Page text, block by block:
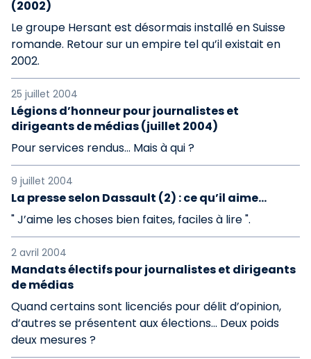
(2002)
Le groupe Hersant est désormais installé en Suisse
romande. Retour sur un empire tel qu’il existait en
2002.
25 juillet 2004
Légions d’honneur pour journalistes et
dirigeants de médias (juillet 2004)
Pour services rendus... Mais à qui ?
9 juillet 2004
La presse selon Dassault (2) : ce qu’il aime...
" J’aime les choses bien faites, faciles à lire ".
2 avril 2004
Mandats électifs pour journalistes et dirigeants
de médias
Quand certains sont licenciés pour délit d’opinion,
d’autres se présentent aux élections... Deux poids
deux mesures ?